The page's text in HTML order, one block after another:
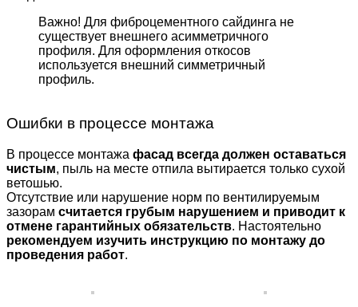
Важно! Для фиброцемент­ного сайдинга не
существует внешнего асимметрич­ного
профиля. Для оформле­ния откосов
используется внешний симметричный
профиль.
Ошибки в процессе монтажа
В процессе монтажа фасад всегда должен оставаться
чистым, пыль на месте отпила вытирается только сухой
ветошью.
Отсутствие или нарушение норм по вентилируемым
зазорам считается грубым нарушением и приводит к
отмене гарантийных обязательств. Настоятельно
рекомендуем изучить инструкцию по монтажу до
проведения работ.